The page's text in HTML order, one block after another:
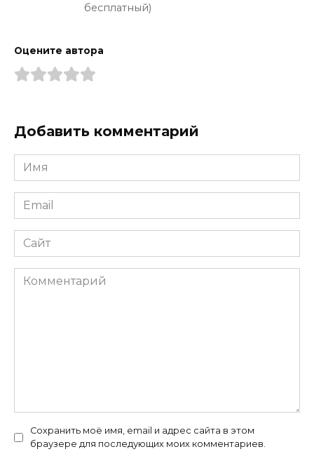
бесплатный)
Оцените автора
Добавить комментарий
Имя
*
Email
*
Сайт
Комментарий
Сохранить моё имя, email и адрес сайта в этом
браузере для последующих моих комментариев.